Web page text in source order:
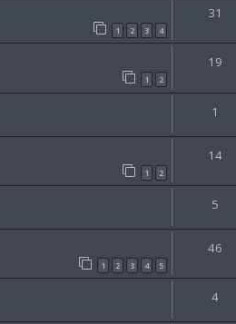
1 2 3 4
31
1 2
19
1
1 2
14
5
1 2 3 4 5
46
4